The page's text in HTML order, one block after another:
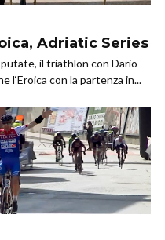
Adriatic Series
il triathlon con Dario
l‘Eroica con la partenza in...